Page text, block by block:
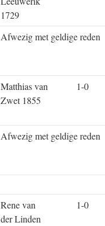
1729
Afwezig met geldige reden
Matthias van
Zwet 1855
1-0
Afwezig met geldige reden
Rene van
der Linden
1-0